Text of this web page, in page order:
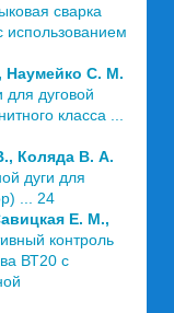
сварка
использованием
Наумейко С. М.
для дуговой
класса ...
., Коляда В. А.
дуги для
... 24
Е. М.,
контроль
ВТ20 с